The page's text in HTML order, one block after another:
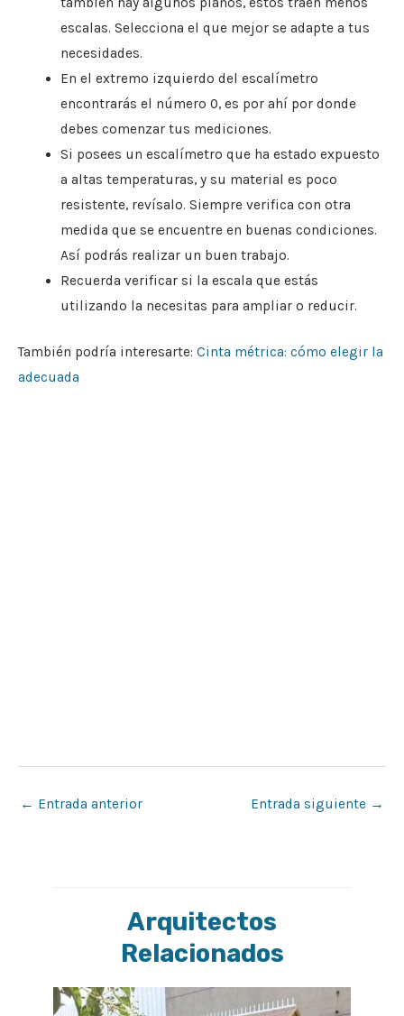
escalas. Selecciona el que mejor se adapte a tus
necesidades.
En el extremo izquierdo del escalímetro
encontrarás el número 0, es por ahí por donde
debes comenzar tus mediciones.
Si posees un escalímetro que ha estado expuesto
a altas temperaturas, y su material es poco
resistente, revísalo. Siempre verifica con otra
medida que se encuentre en buenas condiciones.
Así podrás realizar un buen trabajo.
Recuerda verificar si la escala que estás
utilizando la necesitas para ampliar o reducir.
También podría interesarte: Cinta métrica: cómo elegir la
adecuada
← Entrada anterior Entrada siguiente →
Arquitectos
Relacionados